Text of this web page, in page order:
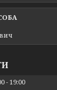
19:00